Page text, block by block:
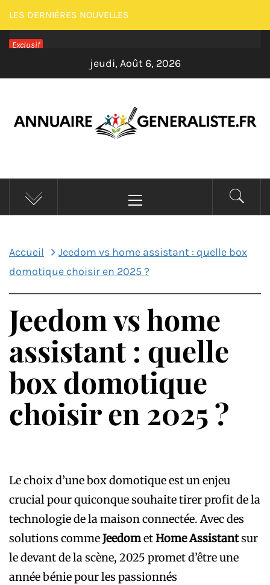
Passer
au
contenu
LES DERNIÈRES NOUVELLES
Exclusif
jeudi, Août 6, 2026
ANNUAIRE
GENERALISTE –
principal
Accueil
Jeedom vs home assistant : quelle box
domotique choisir en 2025 ?
Jeedom vs home
assistant : quelle
box domotique
choisir en 2025 ?
Le choix d’une box domotique est un enjeu
crucial pour quiconque souhaite tirer profit de la
technologie de la maison connectée. Avec des
solutions commeJeedometHome Assistantsur
le devant de la scène, 2025 promet d’être une
année bénie pour les passionnés